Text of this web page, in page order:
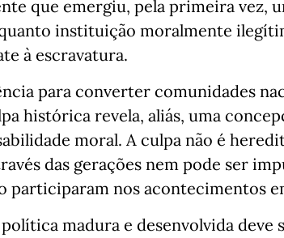
que emergiu, pela primeira vez,
instituição moralmente
à escravatura.
para converter comunidades
histórica revela, aliás, uma
moral. A culpa não é
das gerações nem pode ser
participaram nos acontecimentos
madura e desenvolvida deve